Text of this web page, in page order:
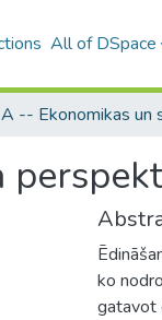
All of DSpace
ko
gatavot